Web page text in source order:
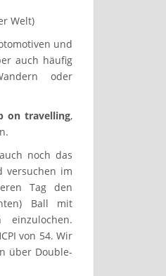
Welt)
und
auch häufig
oder
on travelling,
noch das
versuchen im
Tag den
Ball mit
einzulochen.
von 54. Wir
über Double-